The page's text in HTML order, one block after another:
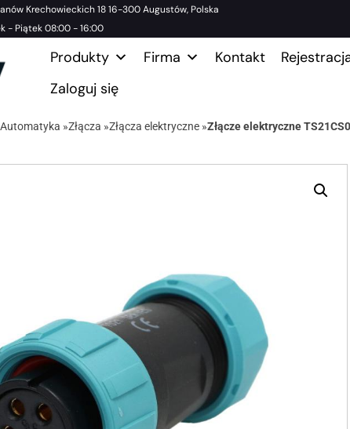
Krechowieckich 18 16-300 Augustów, Polska
- Piątek 08:00 - 16:00
Produkty Firma Kontakt
Zaloguj się
Automatyka »Złącza »Złącza elektryczne »Złącze elektryczne